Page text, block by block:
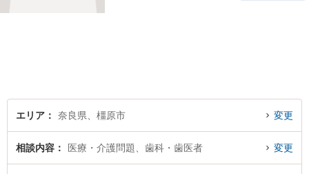
エリア 奈良県、橿原市 変更
相談内容 医療・介護問題、歯科・歯医者 変更